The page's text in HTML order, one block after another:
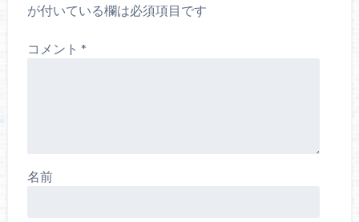
が付いている欄は必須項目です
コメント *
名前